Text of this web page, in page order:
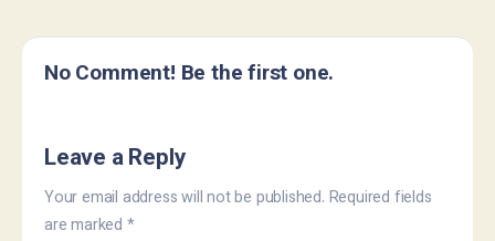
No Comment! Be the first one.
Leave a Reply
Your email address will not be published. Required fields
are marked *